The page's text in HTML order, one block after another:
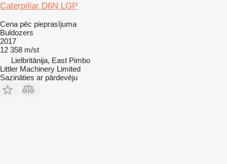
Caterpillar D6N LGP
Cena pēc pieprasījuma
Buldozers
2017
12 358 m/st
Lielbritānija, East Pimbo
Littler Machinery Limited
Sazināties ar pārdevēju